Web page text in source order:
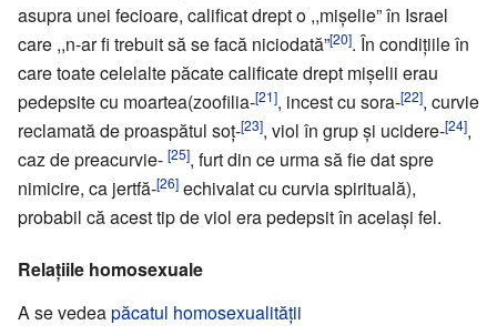
asupra unei fecioare, calificat drept o ,,mișelie” în Israel
care ,,n-ar fi trebuit să se facă niciodată”[20]. În condițiile în
care toate celelalte păcate calificate drept mișelii erau
pedepsite cu moartea(zoofilia-[21], incest cu sora-[22], curvie
reclamată de proaspătul soț-[23], viol în grup și ucidere-[24],
caz de preacurvie- [25], furt din ce urma să fie dat spre
nimicire, ca jertfă-[26] echivalat cu curvia spirituală),
probabil că acest tip de viol era pedepsit în același fel.
Relaţiile homosexuale
A se vedeapăcatul homosexualităţii